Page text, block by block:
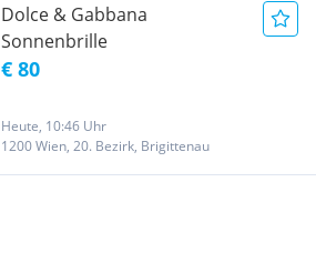
Dolce & Gabbana
Sonnenbrille
€ 80
Heute, 10:46 Uhr
1200 Wien, 20. Bezirk, Brigittenau